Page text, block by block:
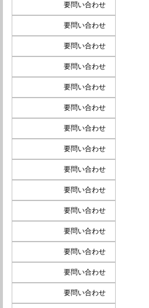
要問い合わせ
要問い合わせ
要問い合わせ
要問い合わせ
要問い合わせ
要問い合わせ
要問い合わせ
要問い合わせ
要問い合わせ
要問い合わせ
要問い合わせ
要問い合わせ
要問い合わせ
要問い合わせ
要問い合わせ